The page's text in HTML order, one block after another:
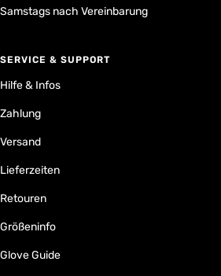
Samstags nach Vereinbarung
SERVICE & SUPPORT
Hilfe & Infos
Zahlung
Versand
Lieferzeiten
Retouren
Größeninfo
Glove Guide